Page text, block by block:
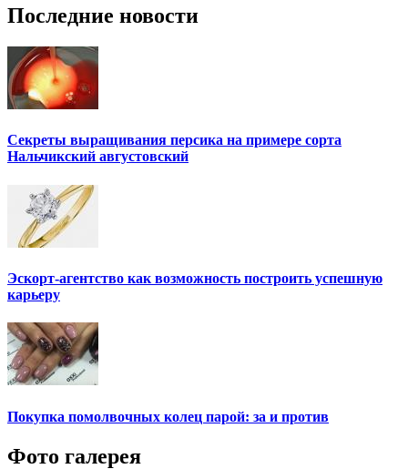
Последние новости
Секреты выращивания персика на примере сорта
Нальчикский августовский
Эскорт-агентство как возможность построить успешную
карьеру
Покупка помолвочных колец парой: за и против
Фото галерея